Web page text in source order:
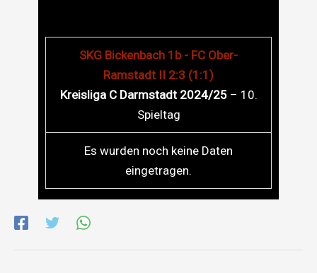
SKG Bickenbach 1b - FC Ober-
Ramstadt II 2:3 (1:1)
Kreisliga C Darmstadt 2024/25– 10.
Spieltag
Es wurden noch keine Daten
eingetragen.